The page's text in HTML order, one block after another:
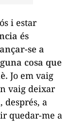
i estar
és
se a
cosa que
Jo em vaig
vaig deixar
a
quedar-me a